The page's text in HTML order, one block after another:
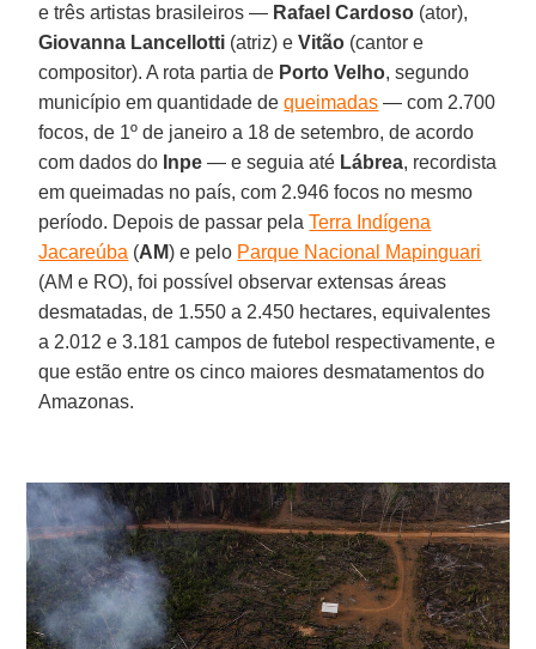
e três artistas brasileiros — Rafael Cardoso (ator),
Giovanna Lancellotti (atriz) eVitão (cantor e
compositor). A rota partia de Porto Velho, segundo
município em quantidade dequeimadas — com 2.700
focos, de 1º de janeiro a 18 de setembro, de acordo
com dados do Inpe — e seguia até Lábrea, recordista
em queimadas no país, com 2.946 focos no mesmo
período. Depois de passar pelaTerra Indígena
Jacareúba (AM) e pelo Parque Nacional Mapinguari
(AM e RO), foi possível observar extensas áreas
desmatadas, de 1.550 a 2.450 hectares, equivalentes
a 2.012 e 3.181 campos de futebol respectivamente, e
que estão entre os cinco maiores desmatamentos do
Amazonas.